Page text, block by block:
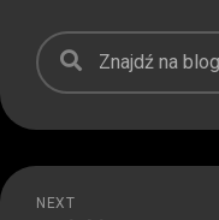
NEXT